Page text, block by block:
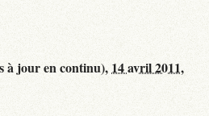
à jour en continu), 14 avril 2011,